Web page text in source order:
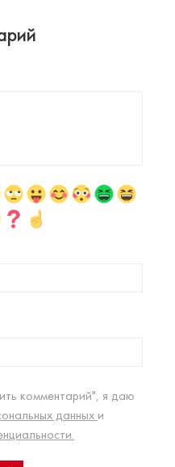
комментарий", я даю
данных и